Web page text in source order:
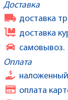
Доставка
доставка
доставка
самовывоз.
Оплата
оплата